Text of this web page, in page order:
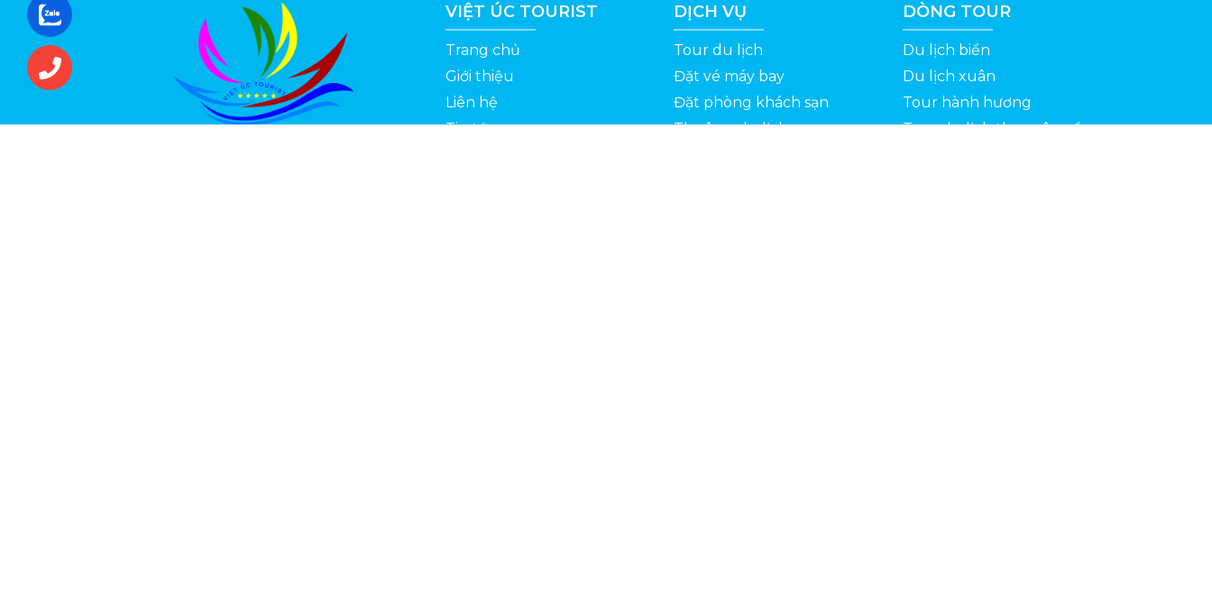
VIỆT ÚC TOURIST
Trang chủ
Giới thiệu
Liên hệ
Tin tức
DỊCH VỤ
Tour du lịch
Đặt vé máy bay
Đặt phòng khách sạn
Thuê xe du lịch
DÒNG TOUR
Du lịch biển
Du lịch xuân
Tour hành hương
Tour du lịch theo yêu cầu